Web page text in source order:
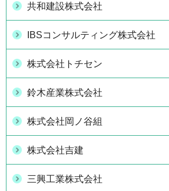
共和建設株式会社
IBSコンサルティング株式会社
株式会社トチセン
鈴木産業株式会社
株式会社岡ノ谷組
株式会社吉建
三興工業株式会社